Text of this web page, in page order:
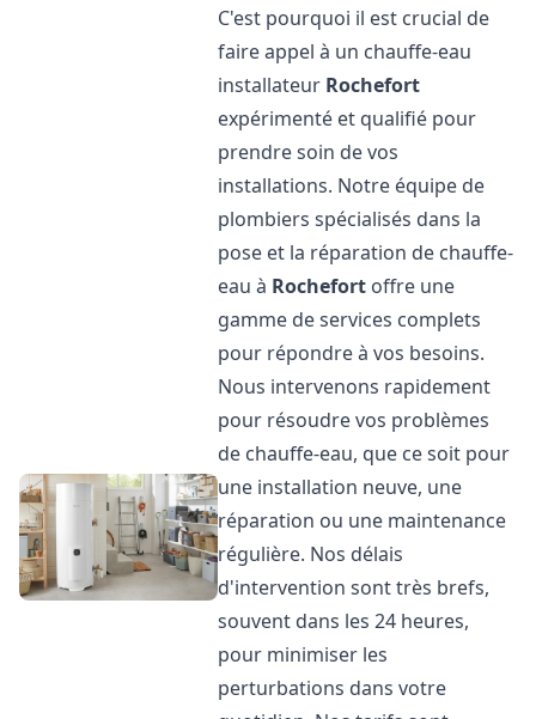
C'est pourquoi il est crucial de
faire appel à un chauffe-eau
installateur Rochefort
expérimenté et qualifié pour
prendre soin de vos
installations. Notre équipe de
plombiers spécialisés dans la
pose et la réparation de chauffe-
eau à Rochefort offre une
gamme de services complets
pour répondre à vos besoins.
Nous intervenons rapidement
pour résoudre vos problèmes
de chauffe-eau, que ce soit pour
une installation neuve, une
réparation ou une maintenance
régulière. Nos délais
d'intervention sont très brefs,
souvent dans les 24 heures,
pour minimiser les
perturbations dans votre